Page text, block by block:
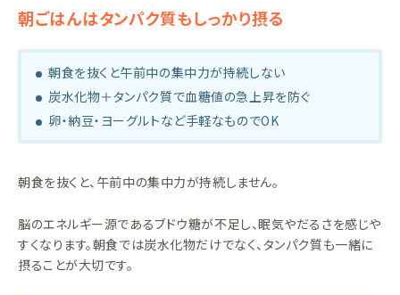
朝ごはんはタンパク質もしっかり摂る
朝食を抜くと午前中の集中力が持続しない
炭水化物＋タンパク質で血糖値の急上昇を防ぐ
卵・納豆・ヨーグルトなど手軽なものでOK
朝食を抜くと、午前中の集中力が持続しません。
脳のエネルギー源であるブドウ糖が不足し、眠気やだるさを感じや
すくなります。朝食では炭水化物だけでなく、タンパク質も一緒に
摂ることが大切です。